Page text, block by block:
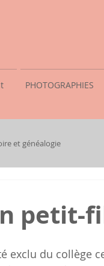
PHOTOGRAPHIES
et généalogie
petit-
exclu du collège